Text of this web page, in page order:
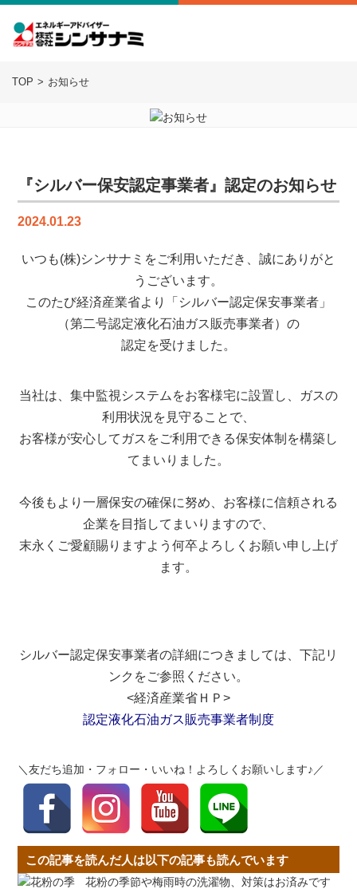
TOP お知らせ
『シルバー保安認定事業者』認定のお知らせ
2024.01.23
いつも(株)シンサナミをご利用いただき、誠にありがと
うございます。
このたび経済産業省より「シルバー認定保安事業者」
（第二号認定液化石油ガス販売事業者）の
認定を受けました。
当社は、集中監視システムをお客様宅に設置し、ガスの
利用状況を見守ることで、
お客様が安心してガスをご利用できる保安体制を構築し
てまいりました。
今後もより一層保安の確保に努め、お客様に信頼される
企業を目指してまいりますので、
末永くご愛顧賜りますよう何卒よろしくお願い申し上げ
ます。
シルバー認定保安事業者の詳細につきましては、下記リ
ンクをご参照ください。
<経済産業省ＨＰ>
認定液化石油ガス販売事業者制度
＼友だち追加・フォロー・いいね！よろしくお願いします♪／
この記事を読んだ人は以下の記事も読んでいます
花粉の季節や梅雨時の洗濯物、対策はお済みです